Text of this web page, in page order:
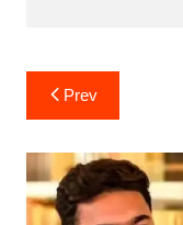
Post
navigation
Prev